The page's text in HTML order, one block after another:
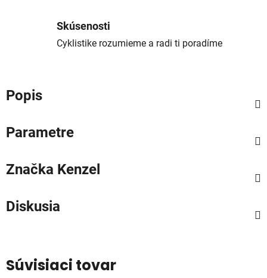
Skúsenosti
Cyklistike rozumieme a radi ti poradíme
Popis
Parametre
Značka Kenzel
Diskusia
Súvisiaci tovar